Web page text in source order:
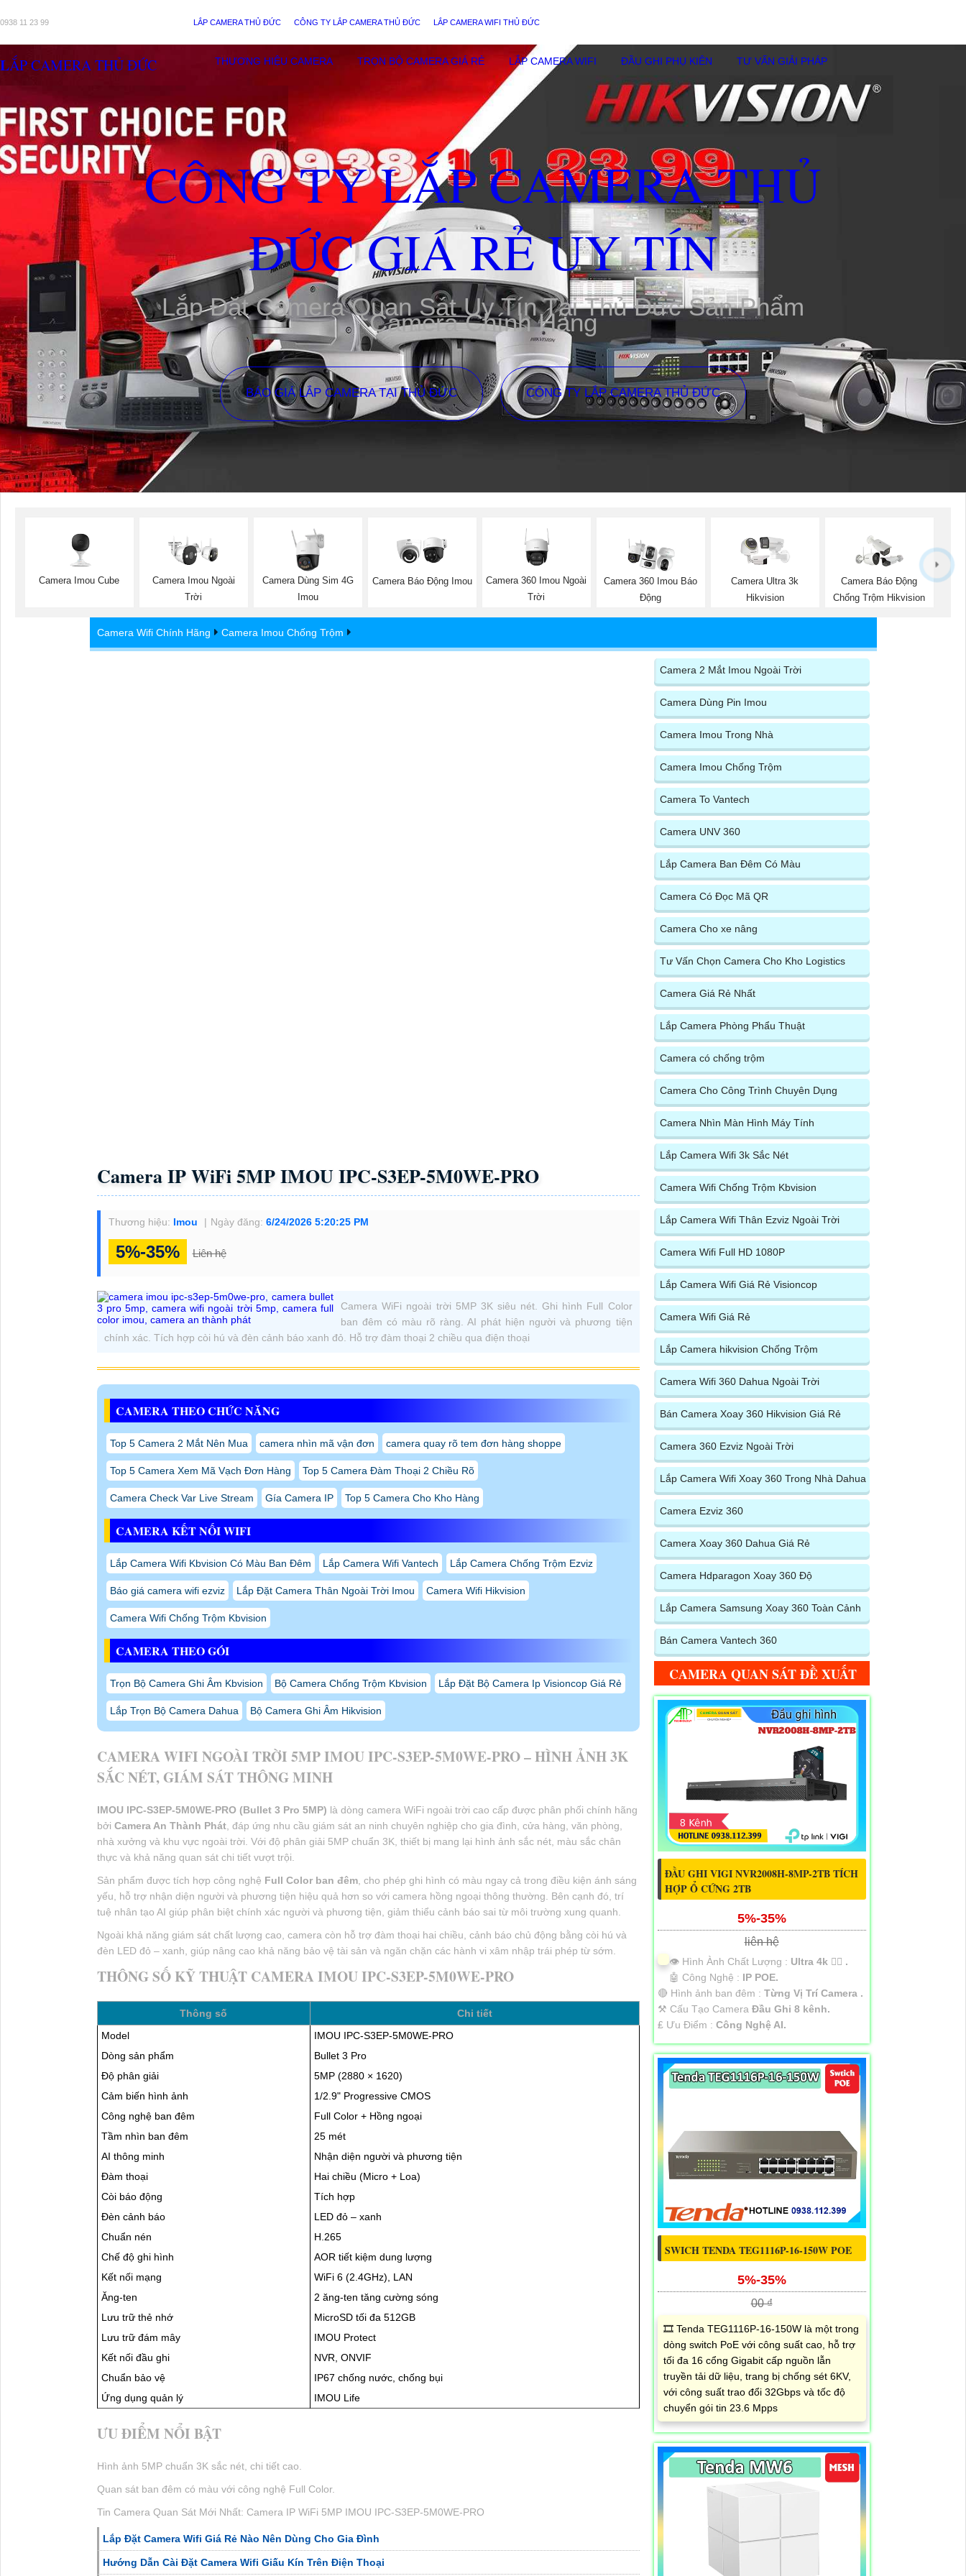
0938 11 23 99 LẮP CAMERA THỦ ĐỨC CÔNG TY LẮP CAMERA THỦ ĐỨC LẮP CAMERA WIFI THỦ ĐỨC
LẮP CAMERA THỦ ĐỨC THƯƠNG HIỆU CAMERA TRỌN BỘ CAMERA GIÁ RẺ LẮP CAMERA WIFI ĐẦU GHI PHỤ KIÊN TƯ VẤN GIẢI PHÁP
CÔNG TY LẮP CAMERA THỦ
ĐỨC GIÁ RẺ UY TÍN
Lắp Đặt Camera Quan Sát Uy Tín Tại Thủ Đức Sản Phẩm
Camera Chính Hãng
BÁO GIÁ LẮP CAMERA TẠI THỦ ĐỨC CÔNG TY LẮP CAMERA THỦ ĐỨC
Camera Imou Cube
Camera Imou Ngoài
Trời
Camera Dùng Sim 4G
Imou
Camera Báo Động Imou
Camera 360 Imou Ngoài
Trời
Camera 360 Imou Báo
Động
Camera Ultra 3k
Hikvision
Camera Báo Động
Chống Trộm Hikvision
Camera Wifi Chính Hãng Camera Imou Chống Trộm
Trọn Bộ Camera Ghi Âm Kbvision Bộ Camera Chống Trộm Kbvision Lắp Đặt Bộ Camera Ip Visioncop Giá Rẻ
CAMERA WIFI NGOÀI TRỜI 5MP IMOU IPC-S3EP-5M0WE-PRO – HÌNH ẢNH 3K
SẮC NÉT, GIÁM SÁT THÔNG MINH
IMOU IPC-S3EP-5M0WE-PRO (Bullet 3 Pro 5MP)là dòng camera WiFi ngoài trời cao cấp được phân phối chính hãng
bởiCamera An Thành Phát, đáp ứng nhu cầu giám sát an ninh chuyên nghiệp cho gia đình, cửa hàng, văn phòng,
nhà xưởng và khu vực ngoài trời. Với độ phân giải 5MP chuẩn 3K, thiết bị mang lại hình ảnh sắc nét, màu sắc chân
yếu, hỗ trợ nhận diện người và phương tiện hiệu quả hơn so với camera hồng ngoại thông thường. Bên cạnh đó, trí
tuệ nhân tạo AI giúp phân biệt chính xác người và phương tiện, giảm thiểu cảnh báo sai từ môi trường xung quanh.
Ngoài khả năng giám sát chất lượng cao, camera còn hỗ trợ đàm thoại hai chiều, cảnh báo chủ động bằng còi hú và
đèn LED đỏ – xanh, giúp nâng cao khả năng bảo vệ tài sản và ngăn chặn các hành vi xâm nhập trái phép từ sớm.
THÔNG SỐ KỸ THUẬT CAMERA IMOU IPC-S3EP-5M0WE-PRO
Thông số
Chi tiết
Model
Dòng sản phẩm
Bullet 3 Pro
Độ phân giải
5MP (2880 × 1620)
Cảm biến hình ảnh
1/2.9" Progressive CMOS
Công nghệ ban đêm
AI thông minh
Đàm thoại
Hai chiều (Micro + Loa)
Còi báo động
Tích hợp
Đèn cảnh báo
LED đỏ – xanh
Chuẩn nén
H.265
Chế độ ghi hình
AOR tiết kiệm dung lượng
Kết nối mạng
WiFi 6 (2.4GHz), LAN
Lưu trữ thẻ nhớ
MicroSD tối đa 512GB
IMOU Protect
Kết nối đầu ghi
Chuẩn bảo vệ
IP67 chống nước, chống bụi
Ứng dụng quản lý
IMOU Life
ƯU ĐIỂM NỔI BẬT
Quan sát ban đêm có màu với công nghệ Full Color.
Tin Camera Quan Sát Mới Nhất: Camera IP WiFi 5MP IMOU IPC-S3EP-5M0WE-PRO
Lắp Đặt Camera Wifi Giá Rẻ Nào Nên Dùng Cho Gia Đình
Hướng Dẫn Cài Đặt Camera Wifi Giấu Kín Trên Điện Thoại
Phân Phối Camera Wifi Giá Rẻ Chính Hãng
AI nhận diện chính xác người và phương tiện.
Còi hú và đèn LED cảnh báo chủ động chống xâm nhập.
Hỗ trợ WiFi 6 giúp kết nối ổn định hơn.
Chế độ AOR tối ưu dung lượng lưu trữ.
Hỗ trợ thẻ nhớ lên đến 512GB.
Tương thích ONVIF dễ dàng tích hợp hệ thống giám sát.
Chuẩn IP67 hoạt động bền bỉ trong mọi điều kiện thời tiết.
Camera IMOU IPC-S3EP-5M0WE-PRO
là giải pháp giám sát ngoài trời lý tưởng dành cho người dùng cần chất lượng
hình ảnh cao, khả năng quan sát màu ban đêm và các tính năng bảo vệ thông minh. Sản phẩm hiện được
Thành Phát cung cấp chính hãng với chế độ bảo hành đầy đủ và hỗ trợ kỹ thuật tận nơi.
CÔNG TY TNHH TM-DV ĐẦU TƯ AN THÀNH PHÁT
Trụ Sở:51 Lũy Bán Bích, Phường Phú Thạnh, TP.HCM
Chi Nhánh 1:445/38 Tân Hòa Đông, Phường Bình Trị Đông, TP.HCM
Điện Thoại:(028) 6688.4949
Thông Tin: Bảng Điểm Check Var Có Camera Livestream Môn Cầu Lông
Công Ty Lắp Camera Quận Tân Bình
Camera 2 Mắt Imou Ngoài Trời
Camera Dùng Pin Imou
Camera Imou Trong Nhà
Camera Imou Chống Trộm
Camera To Vantech
Camera UNV 360
Lắp Camera Ban Đêm Có Màu
Camera Có Đọc Mã QR
Camera Cho xe nâng
Tư Vấn Chọn Camera Cho Kho Logistics
Camera Giá Rẻ Nhất
Lắp Camera Phòng Phẩu Thuật
Camera có chống trộm
Camera Cho Công Trình Chuyên Dụng
Camera Nhìn Màn Hình Máy Tính
Lắp Camera Wifi 3k Sắc Nét
Camera Wifi Chống Trộm Kbvision
Lắp Camera Wifi Thân Ezviz Ngoài Trời
Camera Wifi Full HD 1080P
Lắp Camera Wifi Giá Rẻ Visioncop
Camera Wifi Giá Rẻ
Lắp Camera hikvision Chống Trộm
Camera Wifi 360 Dahua Ngoài Trời
Bán Camera Xoay 360 Hikvision Giá Rẻ
Camera 360 Ezviz Ngoài Trời
Lắp Camera Wifi Xoay 360 Trong Nhà Dahua
Camera Ezviz 360
Camera Xoay 360 Dahua Giá Rẻ
Camera Hdparagon Xoay 360 Độ
Lắp Camera Samsung Xoay 360 Toàn Cảnh
Bán Camera Vantech 360
CAMERA QUAN SÁT ĐỀ XUẤT
ĐẦU GHI VIGI NVR2008H-8MP-2TB TÍCH
HỢP Ổ CỨNG 2TB
5%-35%
liên hệ
👁 Hình Ành Chất Lượng : Ultra 4k 👍🏾 .
🤖️ Công Nghệ : IP POE.
🔴 Hình ảnh ban đêm : Từng Vị Trí Camera .
⚒ Cấu Tạo Camera Đầu Ghi 8 kênh.
️₤ Ưu Điểm : Công Nghệ AI.
SWICH TENDA TEG1116P-16-150W POE
5%-35%
00 ₫
🎞 Tenda TEG1116P-16-150W là một trong
dòng switch PoE với công suất cao, hỗ trợ
tối đa 16 cổng Gigabit cấp nguồn lẫn
truyền tải dữ liệu, trang bị chống sét 6KV,
với công suất trao đổi 32Gbps và tốc độ
chuyển gói tin 23.6 Mpps